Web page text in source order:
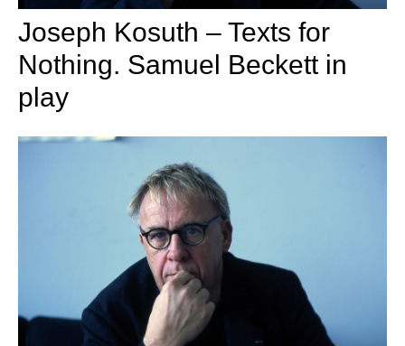
Joseph Kosuth – Texts for
Nothing. Samuel Beckett in
play